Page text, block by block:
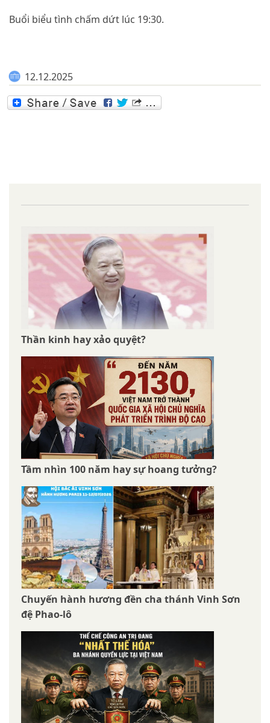
Buổi biểu tình chấm dứt lúc 19:30.
12.12.2025
Thần kinh hay xảo quyệt?
Tầm nhìn 100 năm hay sự hoang tưởng?
Chuyến hành hương đền cha thánh Vinh Sơn
đệ Phao-lô